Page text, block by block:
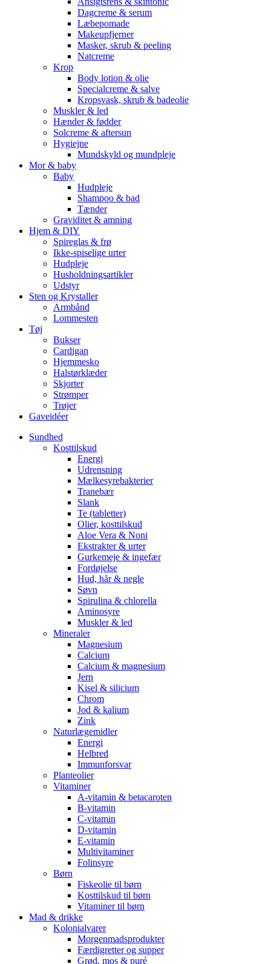
Dagcreme & serum
Læbepomade
Makeupfjerner
Masker, skrub & peeling
Natcreme
Krop
Body lotion & olie
Specialcreme & salve
Kropsvask, skrub & badeolie
Muskler & led
Hænder & fødder
Solcreme & aftersun
Hygiejne
Mundskyld og mundpleje
Mor & baby
Baby
Hudpleje
Shampoo & bad
Tænder
Graviditet & amning
Hjem & DIY
Spireglas & frø
Ikke-spiselige urter
Hudpleje
Husholdningsartikler
Udstyr
Sten og Krystaller
Armbånd
Lommesten
Tøj
Bukser
Cardigan
Hjemmesko
Halstørklæder
Skjorter
Strømper
Trøjer
Gaveidéer
Sundhed
Kosttilskud
Energi
Udrensning
Mælkesyrebakterier
Tranebær
Slank
Te (tabletter)
Olier, kosttilskud
Aloe Vera & Noni
Ekstrakter & urter
Gurkemeje & ingefær
Fordøjelse
Hud, hår & negle
Søvn
Spirulina & chlorella
Aminosyre
Muskler & led
Mineraler
Magnesium
Calcium
Calcium & magnesium
Jern
Kisel & silicium
Chrom
Jod & kalium
Zink
Naturlægemidler
Energi
Helbred
Immunforsvar
Planteolier
Vitaminer
A-vitamin & betacaroten
B-vitamin
C-vitamin
D-vitamin
E-vitamin
Multivitaminer
Folinsyre
Børn
Fiskeolie til børn
Kosttilskud til børn
Vitaminer til børn
Mad & drikke
Kolonialvarer
Morgenmadsprodukter
Færdigretter og supper
Grød, mos & puré